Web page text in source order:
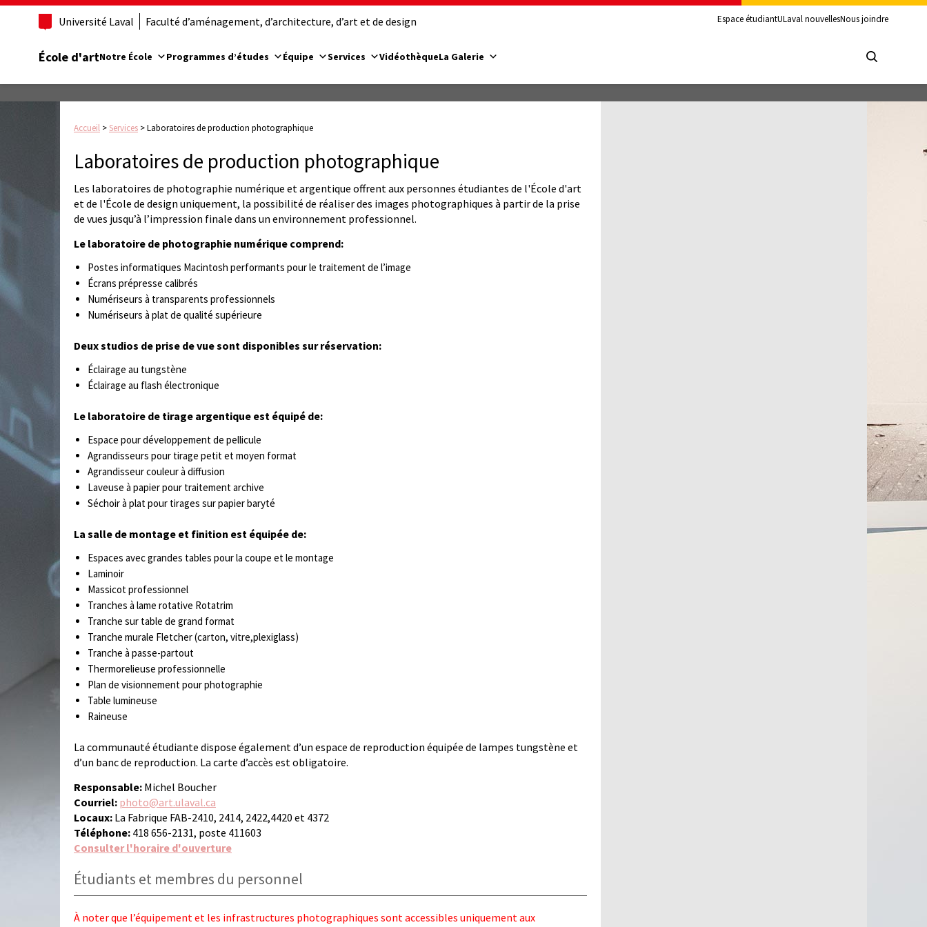
Université Laval Faculté d’aménagement, d’architecture, d’art et de design Espace étudiantULaval nouvellesNous joindre
École d'artNotre École Programmes d’études Équipe Services VidéothèqueLa Galerie
Accueil >Services >Laboratoires de production photographique
Laboratoires de production photographique
Les laboratoires de photographie numérique et argentique offrent aux personnes étudiantes de l'École d'art
et de l'École de design uniquement, la possibilité de réaliser des images photographiques à partir de la prise
de vues jusqu’à l’impression finale dans un environnement professionnel.
Le laboratoire de photographie numérique comprend:
Postes informatiques Macintosh performants pour le traitement de l’image
Écrans prépresse calibrés
Numériseurs à transparents professionnels
Numériseurs à plat de qualité supérieure
Deux studios de prise de vue sont disponibles sur réservation:
Éclairage au tungstène
Éclairage au flash électronique
Le laboratoire de tirage argentique est équipé de:
Espace pour développement de pellicule
Agrandisseurs pour tirage petit et moyen format
Agrandisseur couleur à diffusion
Laveuse à papier pour traitement archive
Séchoir à plat pour tirages sur papier baryté
La salle de montage et finition est équipée de:
Espaces avec grandes tables pour la coupe et le montage
Laminoir
Massicot professionnel
Tranches à lame rotative Rotatrim
Tranche sur table de grand format
Tranche murale Fletcher (carton, vitre,plexiglass)
Tranche à passe-partout
Thermorelieuse professionnelle
Plan de visionnement pour photographie
Table lumineuse
Raineuse
La communauté étudiante dispose également d’un espace de reproduction équipée de lampes tungstène et
d’un banc de reproduction. La carte d’accès est obligatoire.
Responsable: Michel Boucher
Courriel: photo@art.ulaval.ca
Locaux: La Fabrique FAB-2410, 2414, 2422,4420 et 4372
Téléphone: 418 656-2131, poste 411603
Consulter l'horaire d'ouverture
Étudiants et membres du personnel
À noter que l’équipement et les infrastructures photographiques sont accessibles uniquement aux